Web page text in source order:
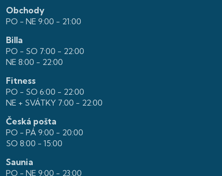
Obchody
PO - NE 9:00 - 21:00
Billa
PO - SO 7:00 - 22:00
NE 8:00 - 22:00
Fitness
PO - SO 6:00 - 22:00
NE + SVÁTKY 7:00 - 22:00
Česká pošta
PO - PÁ 9:00 - 20:00
SO 8:00 - 15:00
Saunia
PO - NE 9:00 - 23:00